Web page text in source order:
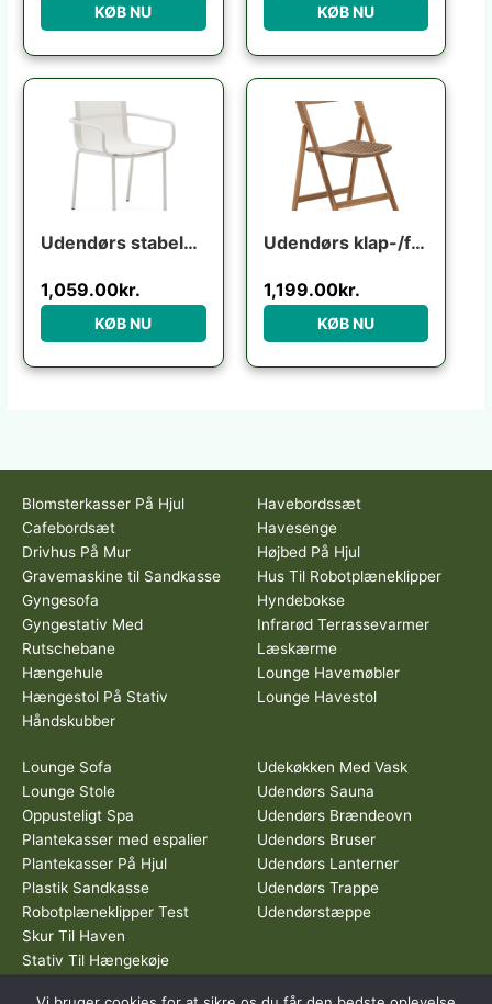
KØB NU KØB NU
Udendørs stabelbar stol Kave Home Galdana ecru aluminium/texteline UV-resistent niveau 5
1,059.00kr.
KØB NU
Udendørs klap-/foldestol Kave Home Dandara i FSC-certificeret akacietræ rustik brun
1,199.00kr.
KØB NU
Blomsterkasser På Hjul
Cafebordsæt
Drivhus På Mur
Gravemaskine til Sandkasse
Gyngesofa
Gyngestativ Med
Rutschebane
Hængehule
Hængestol På Stativ
Håndskubber
Havebordssæt
Havesenge
Højbed På Hjul
Hus Til Robotplæneklipper
Hyndebokse
Infrarød Terrassevarmer
Læskærme
Lounge Havemøbler
Lounge Havestol
Lounge Sofa
Lounge Stole
Oppusteligt Spa
Plantekasser med espalier
Plantekasser På Hjul
Plastik Sandkasse
Robotplæneklipper Test
Skur Til Haven
Stativ Til Hængekøje
Udekøkken Med Vask
Udendørs Sauna
Udendørs Brændeovn
Udendørs Bruser
Udendørs Lanterner
Udendørs Trappe
Udendørstæppe